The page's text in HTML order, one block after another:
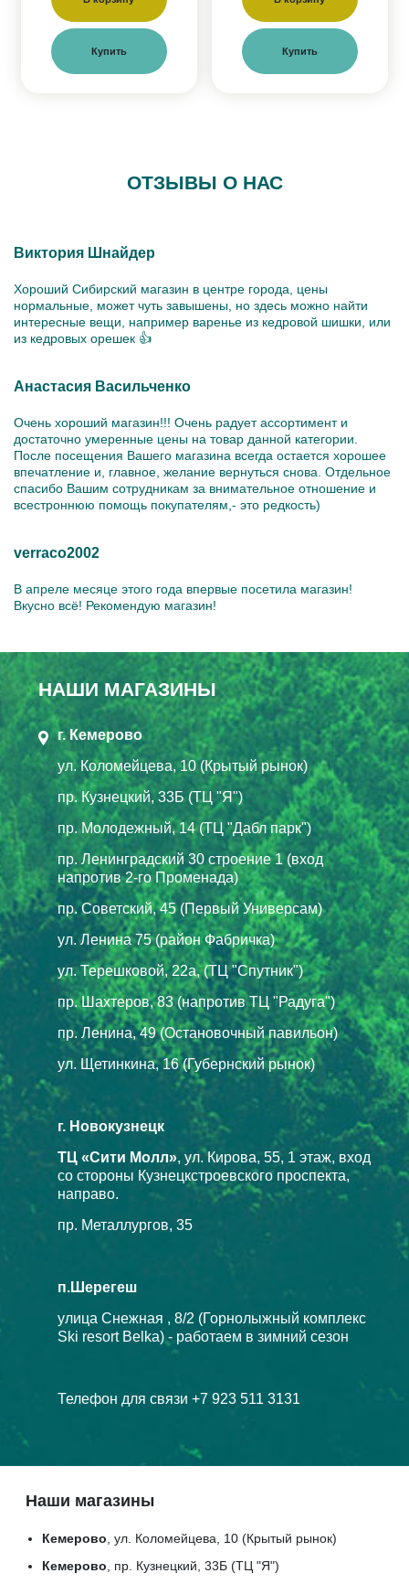
Купить Купить
ОТЗЫВЫ О НАС
Виктория Шнайдер
Хороший Сибирский магазин в центре города, цены
нормальные, может чуть завышены, но здесь можно найти
интересные вещи, например варенье из кедровой шишки, или
из кедровых орешек 👍
Анастасия Васильченко
Очень хороший магазин!!! Очень радует ассортимент и
достаточно умеренные цены на товар данной категории.
После посещения Вашего магазина всегда остается хорошее
впечатление и, главное, желание вернуться снова. Отдельное
спасибо Вашим сотрудникам за внимательное отношение и
всестроннюю помощь покупателям,- это редкость)
verraco2002
В апреле месяце этого года впервые посетила магазин!
Вкусно всё! Рекомендую магазин!
Наши магазины
Кемерово, ул. Коломейцева, 10 (Крытый рынок)
Кемерово , пр. Кузнецкий, 33Б (ТЦ "Я")
НАШИ МАГАЗИНЫ
г. Кемерово
ул. Коломейцева, 10 (Крытый рынок)
пр. Кузнецкий, 33Б (ТЦ "Я")
пр. Молодежный, 14 (ТЦ "Дабл парк")
пр. Ленинградский 30 строение 1 (вход
напротив 2-го Променада)
пр. Советский, 45 (Первый Универсам)
ул. Ленина 75 (район Фабричка)
ул. Терешковой, 22а, (ТЦ "Спутник")
пр. Шахтеров, 83 (напротив ТЦ "Радуга")
пр. Ленина, 49 (Остановочный павильон)
ул. Щетинкина, 16 (Губернский рынок)
г. Новокузнецк
ТЦ «Сити Молл», ул. Кирова, 55, 1 этаж, вход
со стороны Кузнецкстроевского проспекта,
направо.
пр. Металлургов, 35
п.Шерегеш
улица Снежная , 8/2 (Горнолыжный комплекс
Ski resort Belka) - работаем в зимний сезон
Телефон для связи +7 923 511 3131